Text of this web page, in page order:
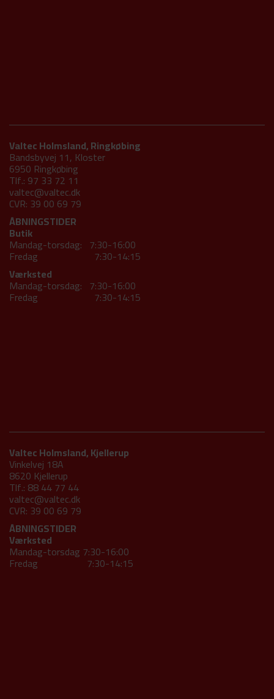
Valtec Holmsland, Ringkøbing
Bandsbyvej 11, Kloster
6950 Ringkøbing
Tlf.: 97 33 72 11
valtec@valtec.dk
CVR: 39 00 69 79
ÅBNINGSTIDER
Butik
Mandag-torsdag: 7:30-16:00
Fredag 7:30-14:15
Værksted
Mandag-torsdag: 7:30-16:00
Fredag 7:30-14:15
Valtec Holmsland, Kjellerup
Vinkelvej 18A
8620 Kjellerup
Tlf.: 88 44 77 44
valtec@valtec.dk
CVR: 39 00 69 79
ÅBNINGSTIDER
Værksted
Mandag-torsdag 7:30-16:00
Fredag 7:30-14:15